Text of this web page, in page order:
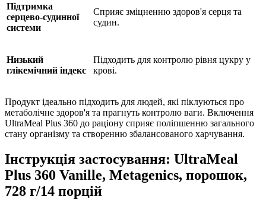
Підтримка
серцево-судинної
системи
Сприяє зміцненню здоров'я серця та
судин.
Низький
глікемічний індекс
Підходить для контролю рівня цукру у
крові.
Продукт ідеально підходить для людей, які піклуються про
метаболічне здоров'я та прагнуть контролю ваги. Включення
UltraMeal Plus 360 до раціону сприяє поліпшенню загального
стану організму та створенню збалансованого харчування.
Інструкція застосування: UltraMeal
Plus 360 Vanille, Metagenics, порошок,
728 г/14 порцій